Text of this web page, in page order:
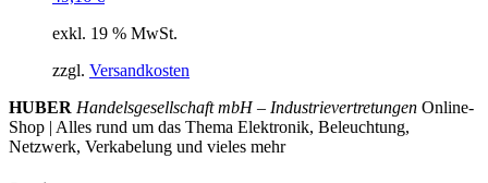
exkl. 19 % MwSt.
zzgl. Versandkosten
HUBER Handelsgesellschaft mbH – Industrievertretungen Online-
Shop | Alles rund um das Thema Elektronik, Beleuchtung,
Netzwerk, Verkabelung und vieles mehr